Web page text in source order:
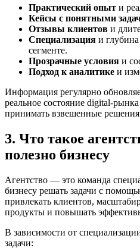
Практический опыт и
Кейсы с понятными
Отзывы клиентов и
Специализация и
сегменте.
Прозрачные условия и
Подход к аналитике и
Информация регулярно
реальное состояние digital-
принимать взвешенные
3. Что такое
полезно бизнесу
Агентство — это команда
бизнесу решать задачи с
привлекать клиентов,
продукты и повышать
В зависимости от
задачи: